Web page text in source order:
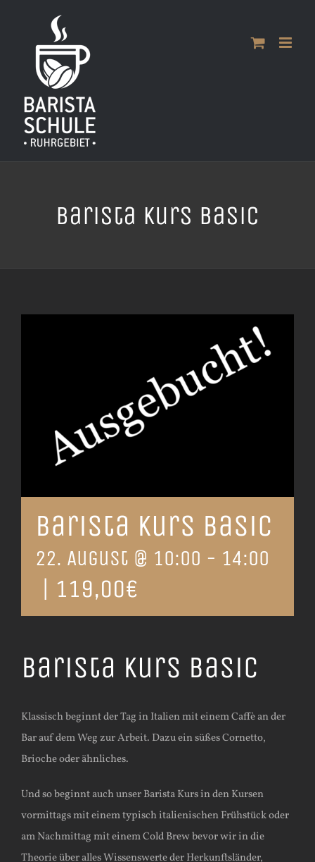
springen
Barista Kurs Basic
Barista Kurs Basic
22. August @ 10:00 - 14:00
| 119,00€
Barista Kurs Basic
Klassisch beginnt der Tag in Italien mit einem Caffè an der
Bar auf dem Weg zur Arbeit. Dazu ein süßes Cornetto,
Brioche oder ähnliches.
Und so beginnt auch unser Barista Kurs in den Kursen
vormittags mit einem typisch italienischen Frühstück oder
am Nachmittag mit einem Cold Brew bevor wir in die
Theorie über alles Wissenswerte der Herkunftsländer,